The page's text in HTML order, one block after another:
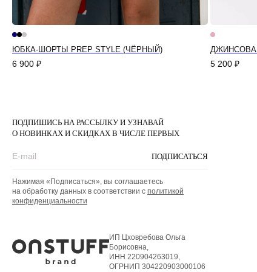
ЮБКА-ШОРТЫ PREP STYLE (ЧЁРНЫЙ)
6 900 ₽ 5 200 ₽
ПОДПИШИСЬ НА РАССЫЛКУ И УЗНАВАЙ
О НОВИНКАХ И СКИДКАХ В ЧИСЛЕ ПЕРВЫХ
ПОДПИСАТЬСЯ
Нажимая «Подписаться», вы соглашаетесь
на обработку данных в соответствии с политикой
конфиденциальности
ИП Цховребова Ольга
Борисовна,
ИНН 220904263019,
ОГРНИП 304220903000106